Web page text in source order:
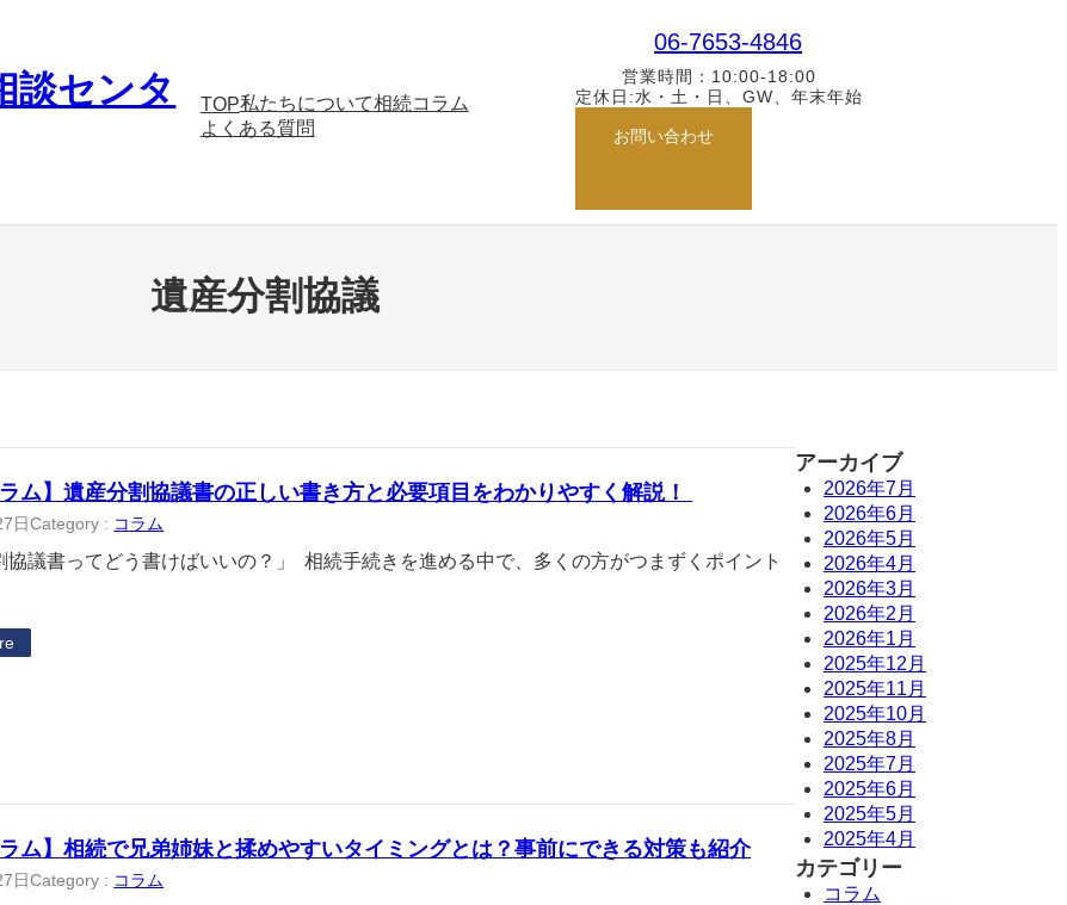
談センタ
TOP私たちについて相続コラム
よくある質問
06-7653-4846
営業時間：10:00-18:00
定休日:水・土・日、GW、年末年始
お問い合わせ
遺産分割協議
ラム】遺産分割協議書の正しい書き方と必要項目をわかりやすく解説！
日Category : コラム
協議書ってどう書けばいいの？」 相続手続きを進める中で、多くの方がつまずくポイント
ラム】相続で兄弟姉妹と揉めやすいタイミングとは？事前にできる対策も紹介
日Category : コラム
アーカイブ
2026年7月
2026年6月
2026年5月
2026年4月
2026年3月
2026年2月
2026年1月
2025年12月
2025年11月
2025年10月
2025年8月
2025年7月
2025年6月
2025年5月
2025年4月
カテゴリー
コラム